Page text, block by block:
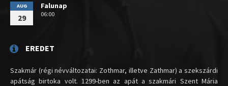
AUG
29
Falunap
06:00
EREDET
Szakmár (régi névváltozatai: Zothmar, illetve Zathmar) a szekszárdi
apátság birtoka volt. 1299-ben az apát a szakmári Szent Mária